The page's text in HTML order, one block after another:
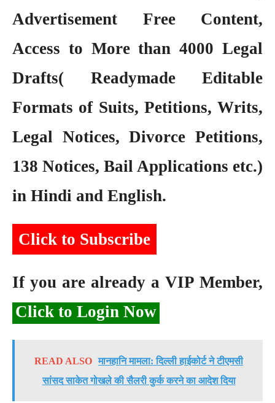
Advertisement Free Content,
Access to More than 4000 Legal
Drafts( Readymade Editable
Formats of Suits, Petitions, Writs,
Legal Notices, Divorce Petitions,
138 Notices, Bail Applications etc.)
in Hindi and English.
Click to Subscribe
If you are already a VIP Member,
Click to Login Now
READ ALSO मानहानि मामला: दिल्ली हाईकोर्ट ने टीएमसी
सांसद साकेत गोखले की सैलरी कुर्क करने का आदेश दिया